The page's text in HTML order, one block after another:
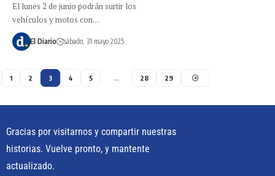
El lunes 2 de junio podrán surtir los
vehículos y motos con…
El Diario sábado, 31 mayo 2025
1 2 3 4 5 … 28 29
Gracias por visitarnos y compartir nuestras
historias. Vuelve pronto, y mantente
actualizado.